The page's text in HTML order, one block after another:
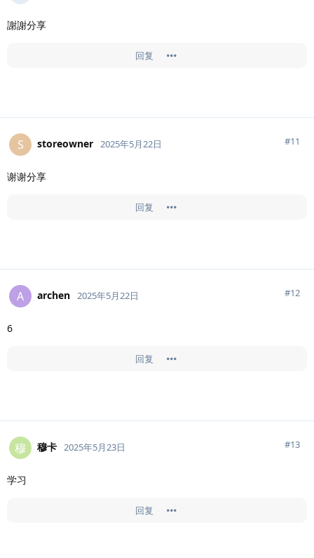
謝謝分享
回复
S storeowner 2025年5月22日 #11
谢谢分享
回复
A archen 2025年5月22日 #12
6
回复
穆 穆卡 2025年5月23日 #13
学习
回复